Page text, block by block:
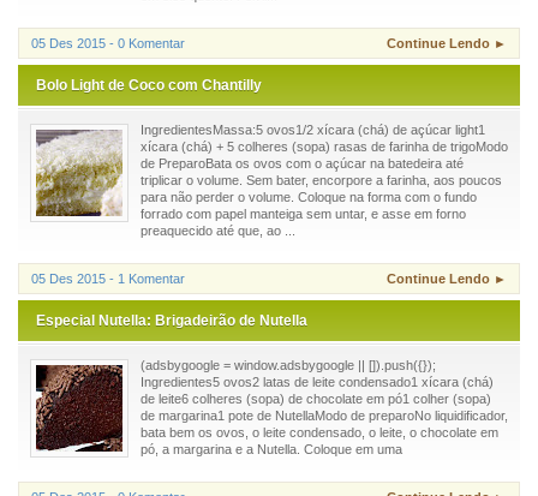
05 Des 2015 - 0 Komentar Continue Lendo ►
Bolo Light de Coco com Chantilly
IngredientesMassa:5 ovos1/2 xícara (chá) de açúcar light1
xícara (chá) + 5 colheres (sopa) rasas de farinha de trigoModo
de PreparoBata os ovos com o açúcar na batedeira até
triplicar o volume. Sem bater, encorpore a farinha, aos poucos
para não perder o volume. Coloque na forma com o fundo
forrado com papel manteiga sem untar, e asse em forno
preaquecido até que, ao ...
05 Des 2015 - 1 Komentar Continue Lendo ►
Especial Nutella: Brigadeirão de Nutella
(adsbygoogle = window.adsbygoogle || []).push({});
Ingredientes5 ovos2 latas de leite condensado1 xícara (chá)
de leite6 colheres (sopa) de chocolate em pó1 colher (sopa)
de margarina1 pote de NutellaModo de preparoNo liquidificador,
bata bem os ovos, o leite condensado, o leite, o chocolate em
pó, a margarina e a Nutella. Coloque em uma